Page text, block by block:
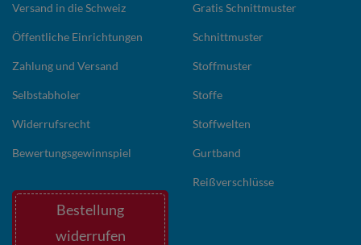
Versand in die Schweiz
Öffentliche Einrichtungen
Zahlung und Versand
Selbstabholer
Widerrufsrecht
Bewertungsgewinnspiel
Bestellung
widerrufen
Gratis Schnittmuster
Schnittmuster
Stoffmuster
Stoffe
Stoffwelten
Gurtband
Reißverschlüsse